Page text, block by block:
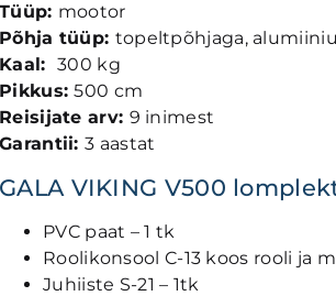
Tüüp: mootor
Põhja tüüp: topeltpõhjaga,
Kaal:300 kg
Pikkus:500 cm
Reisijate arv: 9 inimest
Garantii: 3 aastat
GALA VIKING V500
PVC paat – 1 tk
Roolikonsool C-13 koos rooli ja
Juhiiste S-21 – 1tk